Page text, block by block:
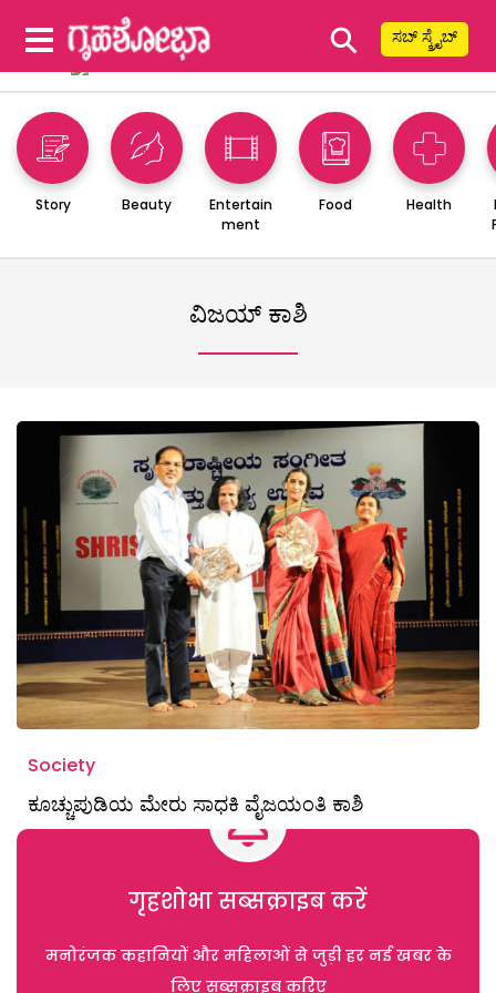
⚲ ಸಬ್ ಸ್ಕ್ರೈಬ್
Story Beauty
Entertain
ment
Food Health
ವಿಜಯ್ ಕಾಶಿ
Society
ಕೂಚ್ಚುಪುಡಿಯ ಮೇರು ಸಾಧಕಿ ವೈಜಯಂತಿ ಕಾಶಿ
गृहशोभा सब्सक्राइब करें
मनोरंजक कहानियों और महिलाओं से जुड़ी हर नई खबर के
लिए सब्सक्राइब करिए